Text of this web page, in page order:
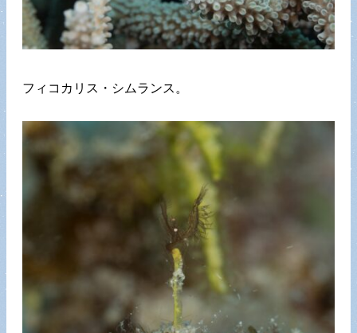
フィコカリス・シムランス。